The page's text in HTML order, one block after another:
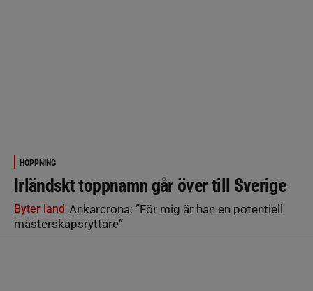
HOPPNING
Irländskt toppnamn går över till Sverige
Byter land Ankarcrona: ”För mig är han en potentiell
mästerskapsryttare”